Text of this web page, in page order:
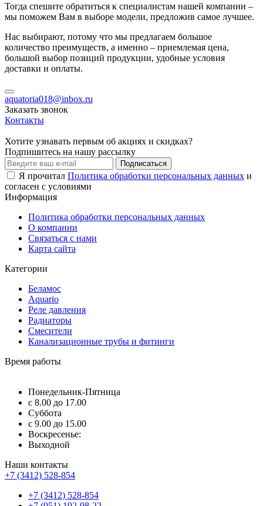
Тогда спешите обратиться к специалистам нашей компании –
мы поможем Вам в выборе модели, предложив самое лучшее.
Нас выбирают, потому что мы предлагаем большое
количество преимуществ, а именно – приемлемая цена,
большой выбор позиций продукции, удобные условия
доставки и оплаты.
aquatoria018@inbox.ru
Заказать звонок
Контакты
Хотите узнавать первым об акциях и скидках?
Подпишитесь на нашу рассылку
Подписаться
Я прочитал Политика обработки персональных данных и
согласен с условиями
Информация
Политика обработки персональных данных
О компании
Связаться с нами
Карта сайта
Категории
Беламос
Aquario
Реле давления
Радиаторы
Смесители
Канализационные трубы и фитинги
Время работы
Понедельник-Пятница
с 8.00 до 17.00
Суббота
с 9.00 до 15.00
Воскресенье:
Выходной
Наши контакты
+7 (3412) 528-854
+7 (3412) 528-854